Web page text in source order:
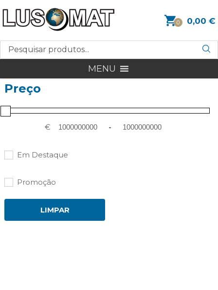
0 0,00 €
MENU
Preço
€ -
Em Destaque
Promoção
LIMPAR